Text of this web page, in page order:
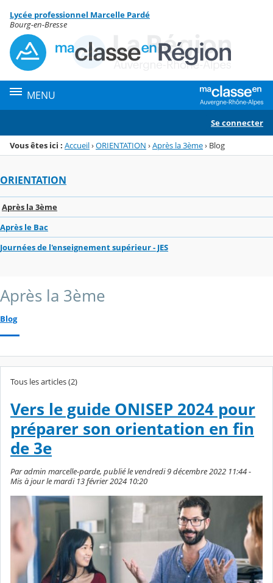
Menu de la rubrique
Contenu
Lycée professionnel Marcelle Pardé
Bourg-en-Bresse
MENU
Se connecter
Vous êtes ici : Accueil›ORIENTATION ›Après la 3ème› Blog
ORIENTATION
Après la 3ème
Après le Bac
Journées de l'enseignement supérieur - JES
Après la 3ème
Blog
Tous les articles (2)
Vers le guide ONISEP 2024 pour
préparer son orientation en fin
de 3e
Par admin marcelle-parde, publié le vendredi 9 décembre 2022 11:44 -
Mis à jour le mardi 13 février 2024 10:20